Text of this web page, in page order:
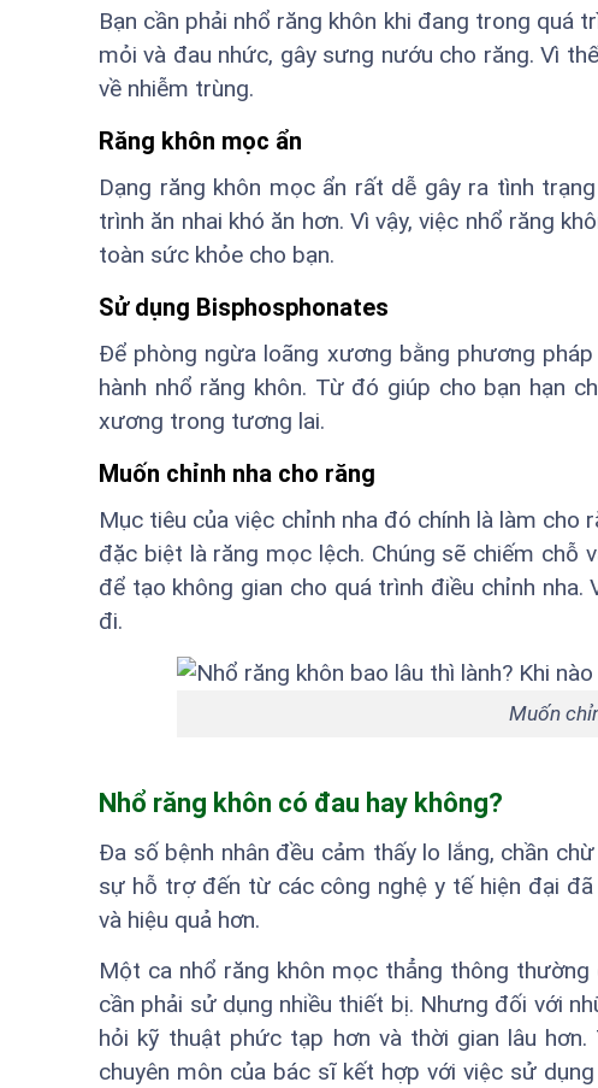
Bạn cần phải nhổ răng khôn khi đang trong quá
mỏi và đau nhức, gây sưng nướu cho răng. Vì
về nhiễm trùng.
Răng khôn mọc ẩn
Dạng răng khôn mọc ẩn rất dễ gây ra tình
trình ăn nhai khó ăn hơn. Vì vậy, việc nhổ răng
toàn sức khỏe cho bạn.
Sử dụng Bisphosphonates
Để phòng ngừa loãng xương bằng phương
hành nhổ răng khôn. Từ đó giúp cho bạn hạn
xương trong tương lai.
Muốn chỉnh nha cho răng
Mục tiêu của việc chỉnh nha đó chính là làm
đặc biệt là răng mọc lệch. Chúng sẽ chiếm chỗ
để tạo không gian cho quá trình điều chỉnh
đi.
Muốn
Nhổ răng khôn có đau hay không?
Đa số bệnh nhân đều cảm thấy lo lắng, chần
sự hỗ trợ đến từ các công nghệ y tế hiện đại
và hiệu quả hơn.
Một ca nhổ răng khôn mọc thẳng thông
cần phải sử dụng nhiều thiết bị. Nhưng đối với
hỏi kỹ thuật phức tạp hơn và thời gian lâu
chuyên môn của bác sĩ kết hợp với việc sử